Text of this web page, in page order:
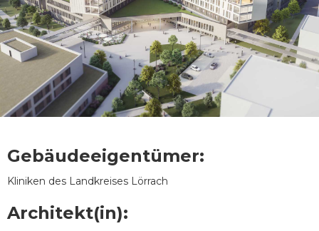
Gebäudeeigentümer:
Kliniken des Landkreises Lörrach
Architekt(in):